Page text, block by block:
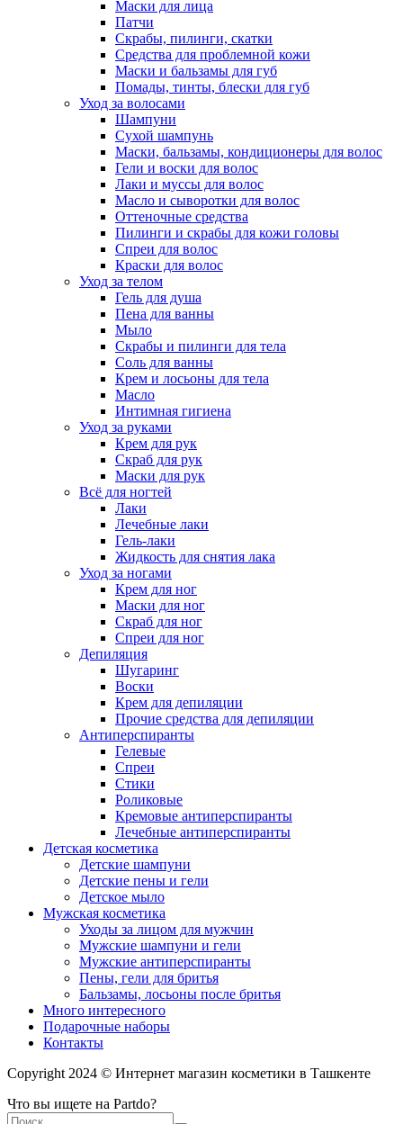
Маски для лица
Патчи
Скрабы, пилинги, скатки
Средства для проблемной кожи
Маски и бальзамы для губ
Помады, тинты, блески для губ
Уход за волосами
Шампуни
Сухой шампунь
Маски, бальзамы, кондиционеры для волос
Гели и воски для волос
Лаки и муссы для волос
Масло и сыворотки для волос
Оттеночные средства
Пилинги и скрабы для кожи головы
Спреи для волос
Краски для волос
Уход за телом
Гель для душа
Пена для ванны
Мыло
Скрабы и пилинги для тела
Соль для ванны
Крем и лосьоны для тела
Масло
Интимная гигиена
Уход за руками
Крем для рук
Скраб для рук
Маски для рук
Всё для ногтей
Лаки
Лечебные лаки
Гель-лаки
Жидкость для снятия лака
Уход за ногами
Крем для ног
Маски для ног
Скраб для ног
Спреи для ног
Депиляция
Шугаринг
Воски
Крем для депиляции
Прочие средства для депиляции
Антиперспиранты
Гелевые
Спреи
Стики
Роликовые
Кремовые антиперспиранты
Лечебные антиперспиранты
Детская косметика
Детские шампуни
Детские пены и гели
Детское мыло
Мужская косметика
Уходы за лицом для мужчин
Мужские шампуни и гели
Мужские антиперспиранты
Пены, гели для бритья
Бальзамы, лосьоны после бритья
Много интересного
Подарочные наборы
Контакты
Copyright 2024 © Интернет магазин косметики в Ташкенте
Что вы ищете на Partdo?